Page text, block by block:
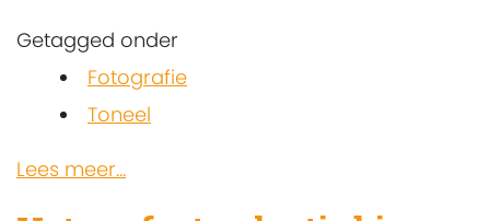
Getagged onder
Fotografie
Toneel
Lees meer...